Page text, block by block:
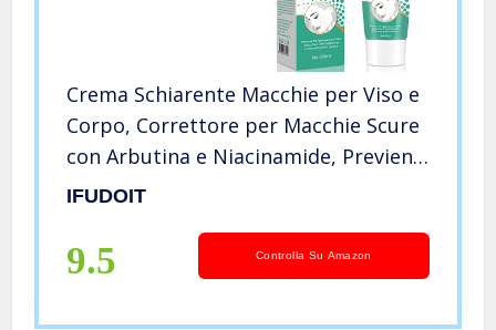
Crema Schiarente Macchie per Viso e
Corpo, Correttore per Macchie Scure
con Arbutina e Niacinamide, Previene
la Formazione di Macchie Scure,
Della Pelle
IFUDOIT
9.5 Controlla Su Amazon